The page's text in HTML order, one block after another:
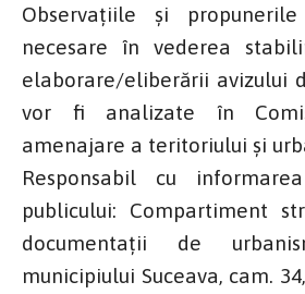
Observațiile și
necesare în vederea
elaborare/eliberării avizului
vor fi analizate în
amenajare a teritoriului și
Responsabil cu
publicului: Compartiment
documentații de
municipiului Suceava, cam.